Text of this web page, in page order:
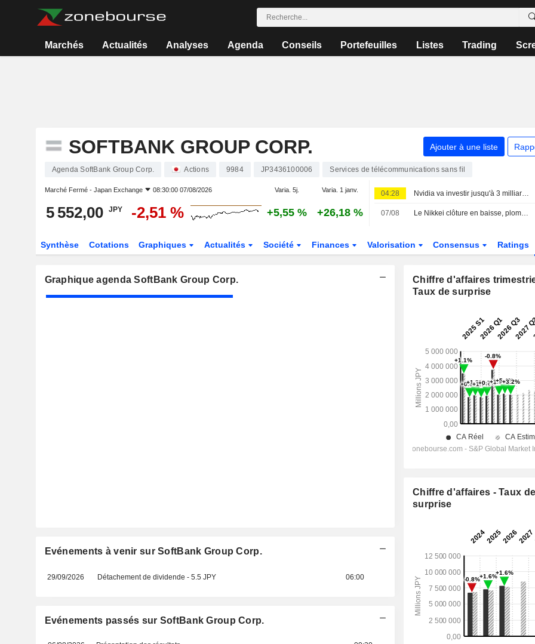
Marchés Actualités Analyses Agenda Conseils Portefeuilles Listes Trading
SOFTBANK GROUP CORP. Ajouter à une liste
Agenda SoftBank Group Corp. Actions 9984 JP3436100006 Services de télécommunications sans fil
Marché Fermé - Japan Exchange 08:30:00 07/08/2026 Varia. 5j. Varia. 1 janv.
5 552,00 JPY -2,51 % +5,55 % +26,18 %
04:28 Nvidia va investir jusqu'à 3 milliards de dollars dans Lancium, le développeur du centre de données Stargate, selon The Information
07/08 Le Nikkei clôture en baisse, plombé par le repli des valeurs liées à l'IA
Synthèse Cotations Graphiques Actualités Société Finances Valorisation Consensus Ratings
Graphique agenda SoftBank Group Corp.
Evénements à venir sur SoftBank Group Corp.
29/09/2026 Détachement de dividende - 5.5 JPY 06:00
Evénements passés sur SoftBank Group Corp.
Chiffre d'affaires
Taux de surprise
Chiffre d'affaires - Taux de
surprise